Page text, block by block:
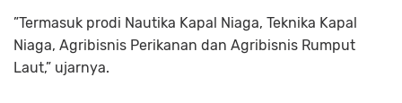
”Termasuk prodi Nautika Kapal Niaga, Teknika Kapal
Niaga, Agribisnis Perikanan dan Agribisnis Rumput
Laut,” ujarnya.